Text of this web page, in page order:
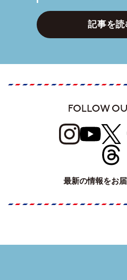
記事を読
FOLLOW
最新の情報をお